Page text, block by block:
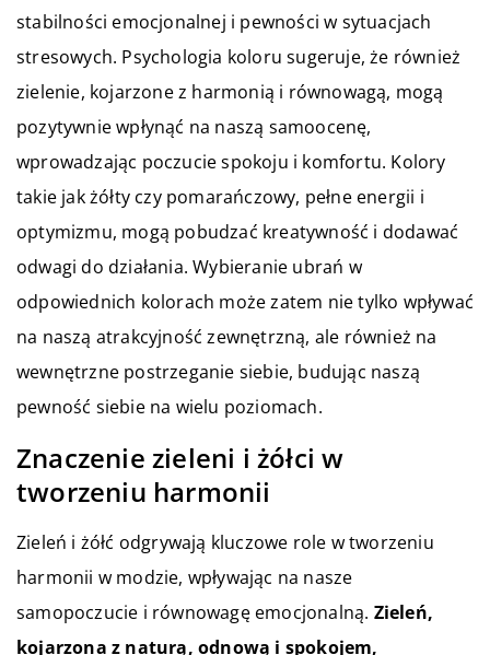
stabilności emocjonalnej i pewności w sytuacjach
stresowych. Psychologia koloru sugeruje, że również
zielenie, kojarzone z harmonią i równowagą, mogą
pozytywnie wpłynąć na naszą samoocenę,
wprowadzając poczucie spokoju i komfortu. Kolory
takie jak żółty czy pomarańczowy, pełne energii i
optymizmu, mogą pobudzać kreatywność i dodawać
odwagi do działania. Wybieranie ubrań w
odpowiednich kolorach może zatem nie tylko wpływać
na naszą atrakcyjność zewnętrzną, ale również na
wewnętrzne postrzeganie siebie, budując naszą
pewność siebie na wielu poziomach.
Znaczenie zieleni i żółci w
tworzeniu harmonii
Zieleń i żółć odgrywają kluczowe role w tworzeniu
harmonii w modzie, wpływając na nasze
samopoczucie i równowagę emocjonalną. Zieleń,
kojarzona z naturą, odnową i spokojem,